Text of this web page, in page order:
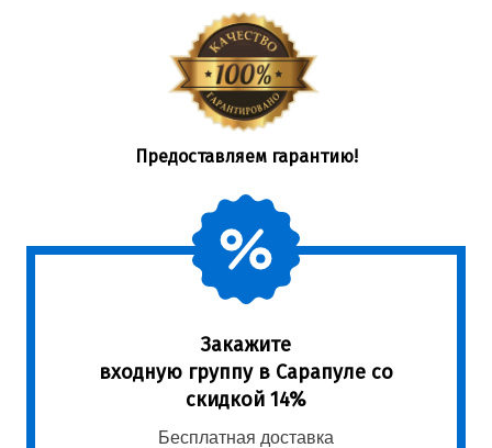
Предоставляем гарантию!
Закажите
входную группу в Сарапуле со
скидкой 14%
Бесплатная доставка